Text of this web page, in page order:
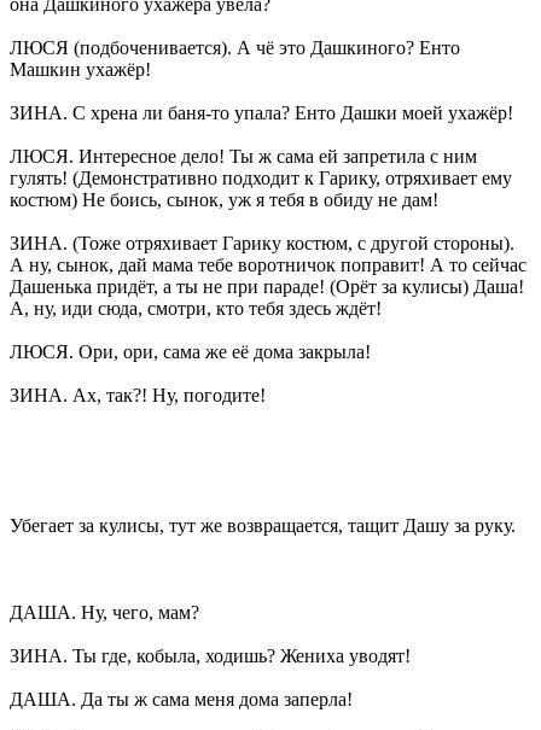
ЛЮСЯ (подбоченивается). А чё это Дашкиного? Енто
Машкин ухажёр!
ЗИНА. С хрена ли баня-то упала? Енто Дашки моей ухажёр!
ЛЮСЯ. Интересное дело! Ты ж сама ей запретила с ним
гулять! (Демонстративно подходит к Гарику, отряхивает ему
костюм) Не боись, сынок, уж я тебя в обиду не дам!
ЗИНА. (Тоже отряхивает Гарику костюм, с другой стороны).
А ну, сынок, дай мама тебе воротничок поправит! А то сейчас
Дашенька придёт, а ты не при параде! (Орёт за кулисы) Даша!
А, ну, иди сюда, смотри, кто тебя здесь ждёт!
ЛЮСЯ. Ори, ори, сама же её дома закрыла!
ЗИНА. Ах, так?! Ну, погодите!
Убегает за кулисы, тут же возвращается, тащит Дашу за руку.
ДАША. Ну, чего, мам?
ЗИНА. Ты где, кобыла, ходишь? Жениха уводят!
ДАША. Да ты ж сама меня дома заперла!